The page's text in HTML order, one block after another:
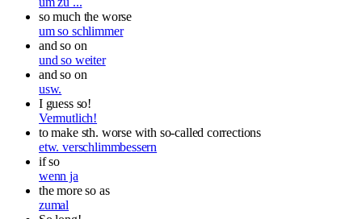
so much the worse
um so schlimmer
and so on
und so weiter
and so on
usw.
I guess so!
Vermutlich!
to make sth. worse with so-called corrections
etw. verschlimmbessern
if so
wenn ja
the more so as
zumal